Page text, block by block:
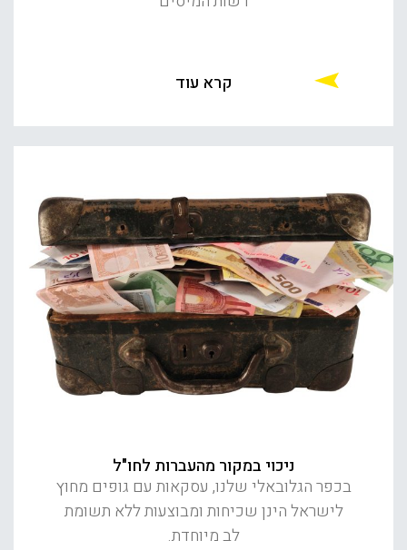
קרא עוד
ניכוי במקור מהעברות לחו"ל
בכפר הגלובאלי שלנו, עסקאות עם גופים מחוץ
לישראל הינן שכיחות ומבוצעות ללא תשומת
לב מיוחדת.